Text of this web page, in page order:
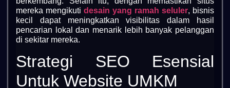
mereka mengikuti desain yang ramah seluler, bisnis
kecil dapat meningkatkan visibilitas dalam hasil
pencarian lokal dan menarik lebih banyak pelanggan
di sekitar mereka.
Strategi SEO Esensial
Untuk Website UMKM